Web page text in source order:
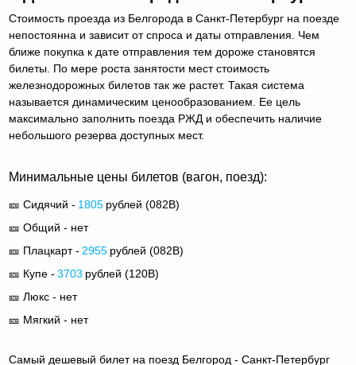
Стоимость проезда из Белгорода в Санкт-Петербург на поезде
непостоянна и зависит от спроса и даты отправления. Чем
ближе покупка к дате отправления тем дороже становятся
билеты. По мере роста занятости мест стоимость
железнодорожных билетов так же растет. Такая система
называется динамическим ценообразованием. Ее цель
максимально заполнить поезда РЖД и обеспечить наличие
небольшого резерва доступных мест.
Минимальные цены билетов (вагон, поезд):
🎫 Сидячий - 1805 рублей (082В)
🎫 Общий - нет
🎫 Плацкарт - 2955 рублей (082В)
🎫 Купе - 3703 рублей (120В)
🎫 Люкс - нет
🎫 Мягкий - нет
Самый дешевый билет на поезд Белгород - Санкт-Петербург